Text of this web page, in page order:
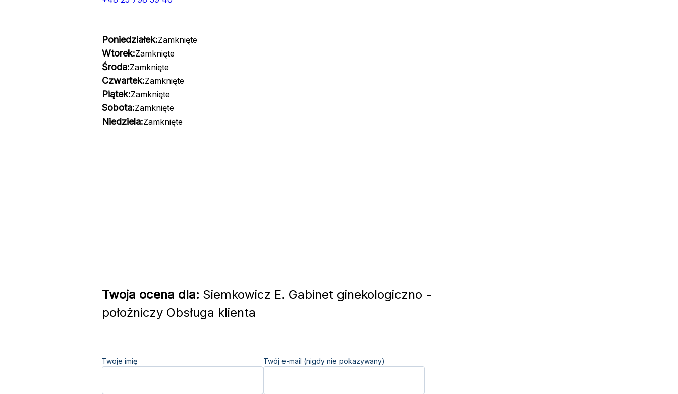
Poniedziałek:Zamknięte
Wtorek:Zamknięte
Środa:Zamknięte
Czwartek:Zamknięte
Piątek:Zamknięte
Sobota:Zamknięte
Niedziela:Zamknięte
Twoja ocena dla: Siemkowicz E. Gabinet ginekologiczno -
położniczy Obsługa klienta
Twoje imię Twój e-mail (nigdy nie pokazywany)